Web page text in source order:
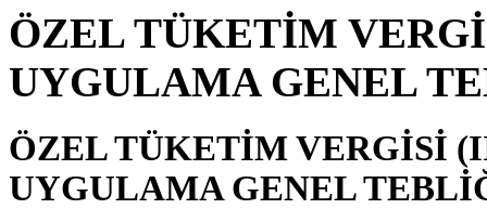
ÖZEL TÜKETİM
UYGULAMA GENEL
ÖZEL TÜKETİM VERGİSİ
UYGULAMA GENEL